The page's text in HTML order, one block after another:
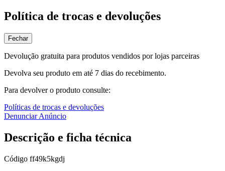
Política de trocas e devoluções
Fechar
Devolução gratuita para produtos vendidos por lojas parceiras
Devolva seu produto em até 7 dias do recebimento.
Para devolver o produto consulte:
Políticas de trocas e devoluções
Denunciar Anúncio
Descrição e ficha técnica
Código ff49k5kgdj